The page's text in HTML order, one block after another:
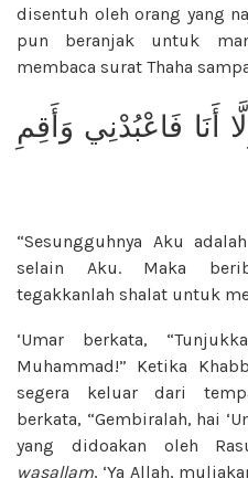
disentuh oleh orang yang
pun beranjak untuk
membaca surat Thaha
أَنَا فَاعْبُدْنِي وَأَقِمِ
“Sesungguhnya Aku
selain Aku. Maka
tegakkanlah shalat untuk
‘Umar berkata,
Muhammad!” Ketika
segera keluar dari
berkata, “Gembiralah, hai
yang didoakan oleh
wasallam, ‘Ya Allah,